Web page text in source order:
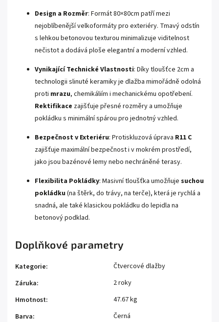
Design a Rozměr: Formát80×80cm patří mezi
nejoblíbenější velkoformáty pro exteriéry. Tmavý odstín
s lehkou betonovou texturou minimalizuje viditelnost
nečistot a dodává ploše elegantní a moderní vzhled.
Vynikající Technické Vlastnosti: Díky tloušťce 2cm a
technologii slinuté keramiky je dlažba mimořádně odolná
proti mrazu, chemikáliím i mechanickému opotřebení.
Rektifikace zajišťuje přesné rozměry a umožňuje
pokládku s minimální spárou pro jednotný vzhled.
Bezpečnost v Exteriéru: Protiskluzová úprava R11 C
zajišťuje maximální bezpečnost i v mokrém prostředí,
jako jsou bazénové lemy nebo nechráněné terasy.
Flexibilita Pokládky: Masivní tloušťka umožňuje suchou
pokládku (na štěrk, do trávy, na terče), která je rychlá a
snadná, ale také klasickou pokládku do lepidla na
betonový podklad.
Doplňkové parametry
Kategorie:
Čtvercové dlažby
Záruka:
2 roky
Hmotnost:
47.67 kg
Barva:
Černá